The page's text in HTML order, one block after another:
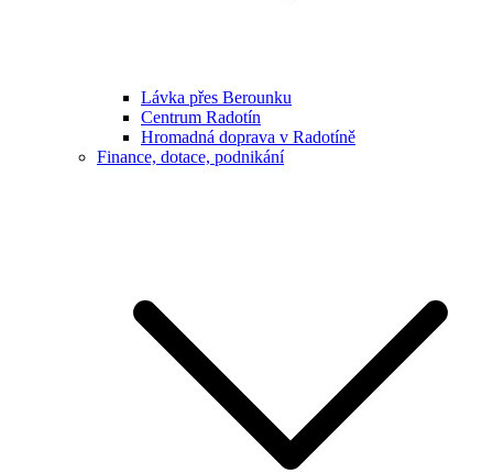
Lávka přes Berounku
Centrum Radotín
Hromadná doprava v Radotíně
Finance, dotace, podnikání